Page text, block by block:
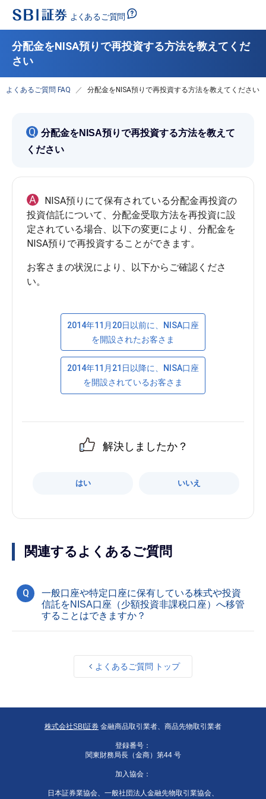
分配金をNISA預りで再投資する方法を教えてくだ
さい
よくあるご質問 FAQ 分配金をNISA預りで再投資する方法を教えてください
Q 分配金をNISA預りで再投資する方法を教えて
ください
A
NISA預りにて保有されている分配金再投資の
投資信託について、分配金受取方法を再投資に設
定されている場合、以下の変更により、分配金を
お客さまの状況により、以下からご確認くださ
2014年11月20日以前に、NISA口座
を開設されたお客さま
2014年11月21日以降に、NISA口座
を開設されているお客さま
解決しましたか？
はい いいえ
関連するよくあるご質問
Q
一般口座や特定口座に保有している株式や投資
信託をNISA口座（少額投資非課税口座）へ移管
することはできますか？
よくあるご質問 トップ
株式会社SBI証券 金融商品取引業者、商品先物取引業者
登録番号：
関東財務局長（金商）第44 号
加入協会：
日本証券業協会、一般社団法人金融先物取引業協会、